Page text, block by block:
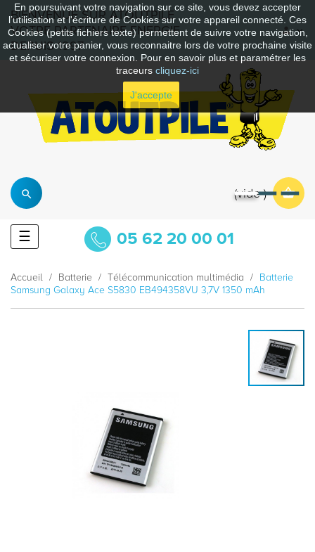
En poursuivant votre navigation sur ce site, vous devez accepter
l’utilisation et l'écriture de Cookies sur votre appareil connecté. Ces
Cookies (petits fichiers texte) permettent de suivre votre navigation,
actualiser votre panier, vous reconnaitre lors de votre prochaine visite
et sécuriser votre connexion. Pour en savoir plus et paramétrer les
traceurs cliquez-ici
J'accepte
BIENVENUE SUR ATOUTPILE
VOTRE PARTENAIRE ENERGIE
DEPUIS 1997
vide
Basculer
la
☰ 05 62 20 00 01
Accueil Batterie Télécommunication multimédia
Batterie
Samsung Galaxy Ace S5830 EB494358VU 3,7V 1350 mAh